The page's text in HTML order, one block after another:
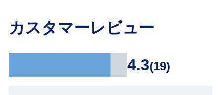
カスタマーレビュー
4.3(19)